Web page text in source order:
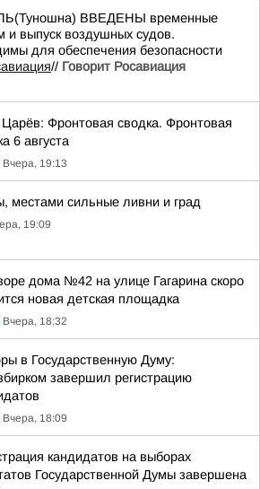
ВВЕДЕНЫ временные
и выпуск воздушных судов.
для обеспечения безопасности
// Говорит Росавиация
Фронтовая сводка. Фронтовая
6 августа
Вчера, 19:13
местами сильные ливни и град
19:09
дома №42 на улице Гагарина скоро
новая детская площадка
Вчера, 18:32
в Государственную Думу:
завершил регистрацию
Вчера, 18:09
кандидатов на выборах
Государственной Думы завершена